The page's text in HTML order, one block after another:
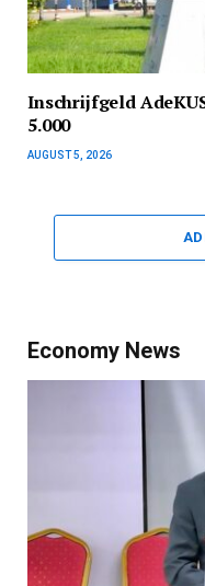
Inschrijfgeld
5.000
AUGUST 5, 2026
Economy News